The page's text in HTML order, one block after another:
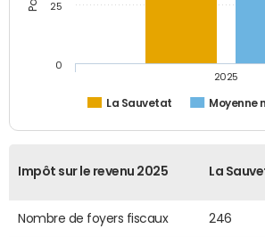
La Sauvetat Moyenne
2025
0
25
Impôt sur le revenu 2025 La
Nombre de foyers fiscaux 246